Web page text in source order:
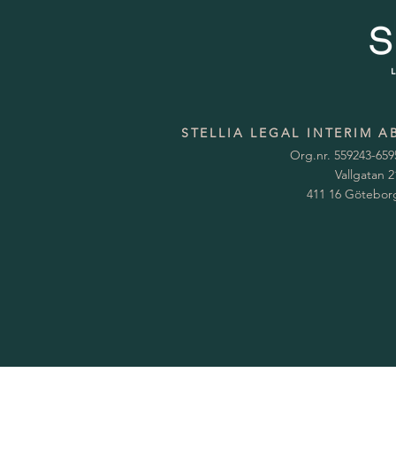
STELLIA LEGAL INTERIM
Org.nr. 559243-
Vallgatan
411 16